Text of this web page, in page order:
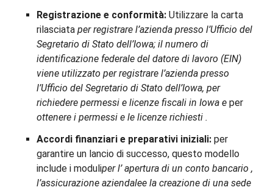
Registrazione e conformità: Utilizzare la carta
rilasciata per registrare l’azienda presso l’Ufficio del
Segretario di Stato dell’Iowa; il numero di
identificazione federale del datore di lavoro (EIN)
viene utilizzato per registrare l’azienda presso
l’Ufficio del Segretario di Stato dell’Iowa, per
richiedere permessi e licenze fiscali in Iowa e per
ottenere i permessi e le licenze richiesti .
Accordi finanziari e preparativi iniziali: per
garantire un lancio di successo, questo modello
include i moduliper l’ apertura di un conto bancario ,
l’assicurazione aziendalee la creazione di una sede